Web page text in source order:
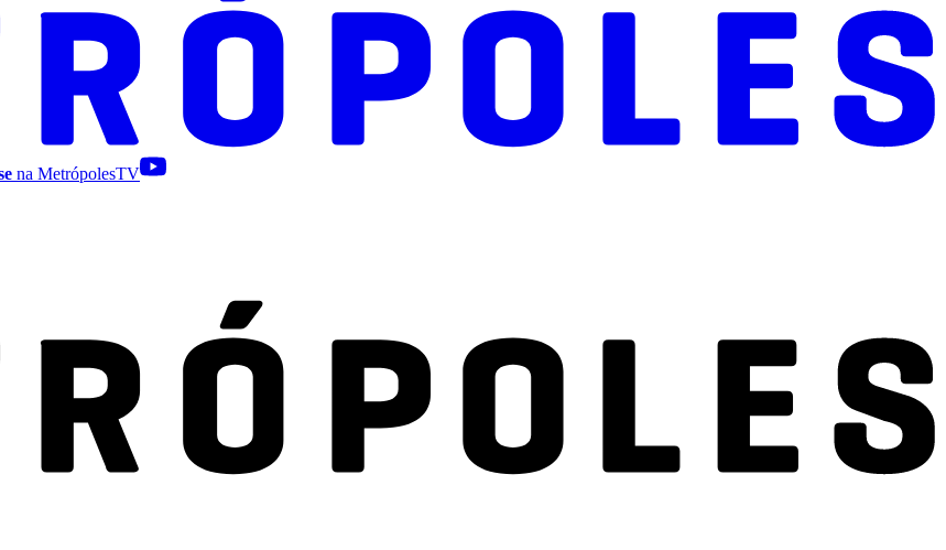
na MetrópolesTV